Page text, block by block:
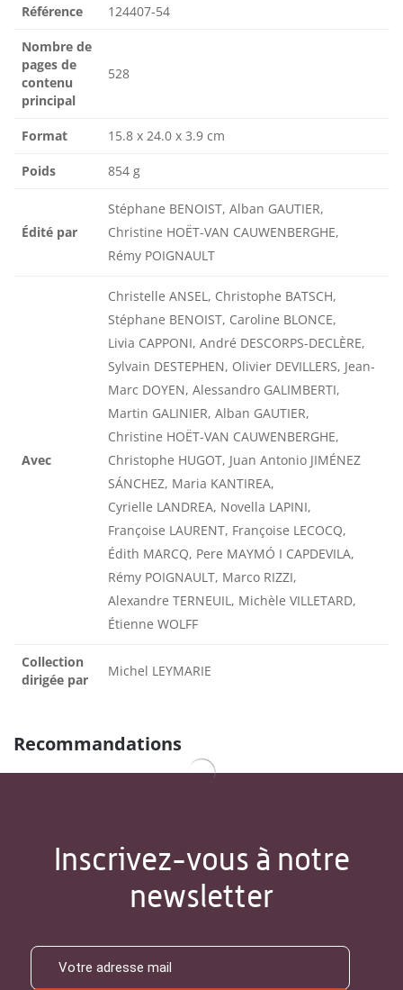
Référence 124407-54
Nombre de
pages de
contenu
principal
528
Format 15.8 x 24.0 x 3.9 cm
Poids 854 g
Édité par
Stéphane BENOIST, Alban GAUTIER,
Christine HOËT-VAN CAUWENBERGHE,
Rémy POIGNAULT
Avec
Christelle ANSEL, Christophe BATSCH,
Stéphane BENOIST, Caroline BLONCE,
Livia CAPPONI, André DESCORPS-DECLÈRE,
Sylvain DESTEPHEN, Olivier DEVILLERS, Jean-
Marc DOYEN, Alessandro GALIMBERTI,
Martin GALINIER, Alban GAUTIER,
Christine HOËT-VAN CAUWENBERGHE,
Christophe HUGOT, Juan Antonio JIMÉNEZ
SÁNCHEZ, Maria KANTIREA,
Cyrielle LANDREA, Novella LAPINI,
Françoise LAURENT, Françoise LECOCQ,
Édith MARCQ, Pere MAYMÓ I CAPDEVILA,
Rémy POIGNAULT, Marco RIZZI,
Alexandre TERNEUIL, Michèle VILLETARD,
Étienne WOLFF
Collection
dirigée par
Michel LEYMARIE
Recommandations
Inscrivez-vous à notre
newsletter